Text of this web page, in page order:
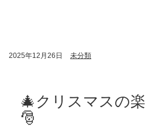
2025年12月26日 未分類
🎄クリスマスの
🎅